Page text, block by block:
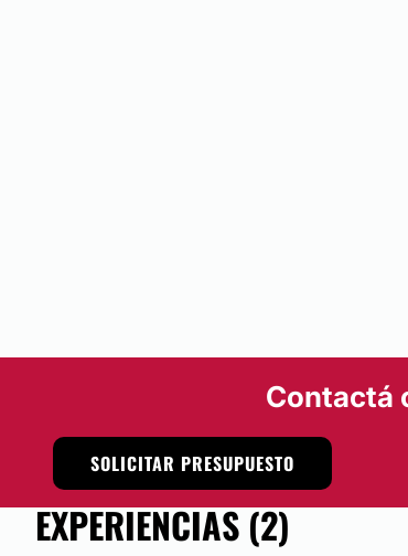
Contactá
SOLICITAR PRESUPUESTO
EXPERIENCIAS (2)